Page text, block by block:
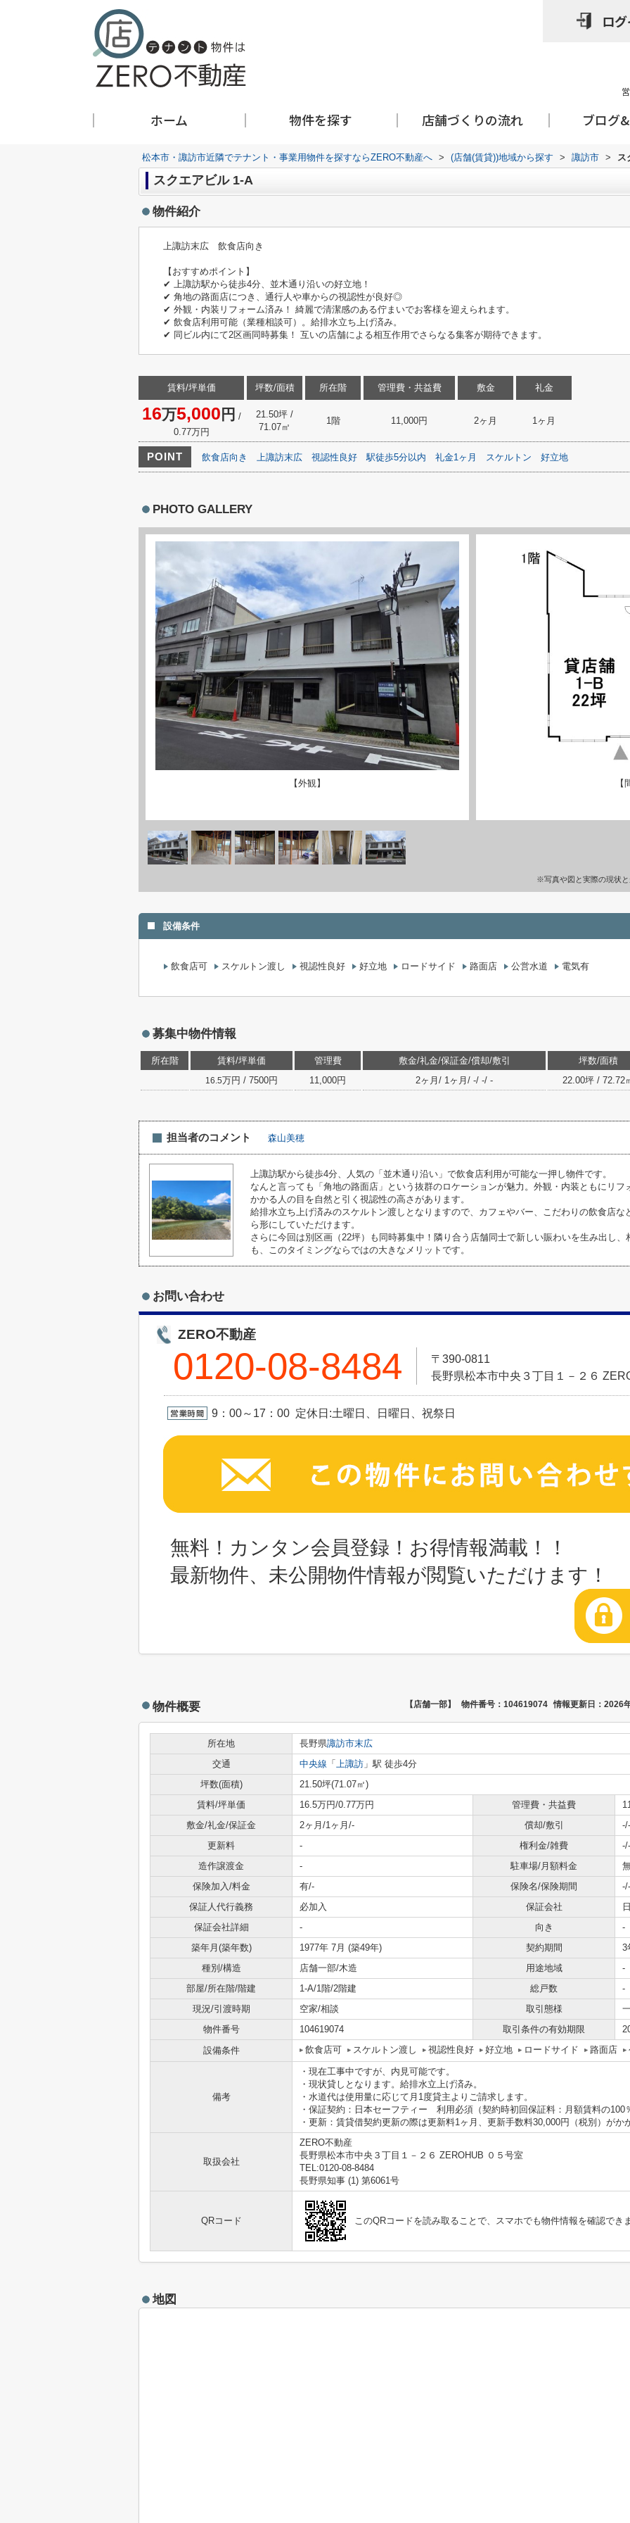
ロ
ホーム 物件を探す 店舗づくりの流れ ブログ
松本市・諏訪市近隣でテナント・事業用物件を探すならZERO不動産へ > (店舗(賃貸))地域から探す > 諏訪市 > ス
スクエアビル 1-A
物件紹介
上諏訪末広 飲食店向き
【おすすめポイント】
✔ 上諏訪駅から徒歩4分、並木通り沿いの好立地！
✔ 角地の路面店につき、通行人や車からの視認性が良好◎
✔ 外観・内装リフォーム済み！ 綺麗で清潔感のある佇まいでお客様を迎えられます。
✔ 飲食店利用可能（業種相談可）。給排水立ち上げ済み。
✔ 同ビル内にて2区画同時募集！ 互いの店舗による相互作用でさらなる集客が期待できます。
賃料/坪単価
16万5,000 円 /
0.77万円
坪数/面積
21.50坪 /
71.07㎡
所在階
1階
管理費・共益費
11,000円
敷金
2ヶ月
礼金
1ヶ月
POINT 飲食店向き 上諏訪末広 視認性良好 駅徒歩5分以内 礼金1ヶ月 スケルトン 好立地
PHOTO GALLERY
【外観】 【
※写真や図と実際の現状
設備条件
飲食店可 スケルトン渡し 視認性良好 好立地 ロードサイド 路面店 公営水道 電気有
募集中物件情報
所在階 賃料/坪単価 管理費 敷金/礼金/保証金/償却/敷引 坪数/面積
16.5万円 / 7500円 11,000円 2ヶ月/ 1ヶ月/ -/ -/ - 22.00坪 / 72.72
担当者のコメント 森山美穂
上諏訪駅から徒歩4分、人気の「並木通り沿い」で飲食店利用が可能な一押し物件です。
なんと言っても「角地の路面店」という抜群のロケーションが魅力。外観・内装ともにリ
かかる人の目を自然と引く視認性の高さがあります。
給排水立ち上げ済みのスケルトン渡しとなりますので、カフェやバー、こだわりの飲食店
ら形にしていただけます。
さらに今回は別区画（22坪）も同時募集中！隣り合う店舗同士で新しい賑わいを生み出し
も、このタイミングならではの大きなメリットです。
お問い合わせ
ZERO不動産
0120-08-8484
〒390-0811
長野県松本市中央３丁目１－２６
9：00～17：00 定休日:土曜日、日曜日、祝祭日
無料！カンタン会員登録！お得情報満載！！
最新物件、未公開物件情報が閲覧いただけます！
物件概要 【店舗一部】 物件番号：104619074 情報更新日：2026
所在地 長野県諏訪市末広
交通
中央線 「 上諏訪 」駅 徒歩4分
坪数(面積)
21.50坪(71.07㎡)
賃料/坪単価
16.5万円/0.77万円 管理費・共益費
敷金/礼金/保証金
2ヶ月/1ヶ月/- 償却/敷引
-/-
更新料
- 権利金/雑費
-/-
造作譲渡金
- 駐車場/月額料金
保険加入/料金
有/- 保険名/保険期間
-/-
保証人代行義務
必加入 保証会社
保証会社詳細
- 向き
-
築年月(築年数)
1977年 7月 (築49年) 契約期間
3
種別/構造
店舗一部/木造 用途地域
-
部屋/所在階/階建
1-A/1階/2階建 総戸数
-
現況/引渡時期
空家/相談 取引態様
物件番号
104619074 取引条件の有効期限
設備条件
飲食店可 スケルトン渡し 視認性良好 好立地 ロードサイド 路面店
備考
・現在工事中ですが、内見可能です。
・現状貸しとなります。給排水立上げ済み。
・水道代は使用量に応じて月1度貸主よりご請求します。
・保証契約：日本セーフティー 利用必須（契約時初回保証料：月額賃料の100
・更新：賃貸借契約更新の際は更新料1ヶ月、更新手数料30,000円（税別）がか
取扱会社
ZERO不動産
長野県松本市中央３丁目１－２６ ZEROHUB ０５号室
TEL:0120-08-8484
長野県知事 (1) 第6061号
QRコード このQRコードを読み取ることで、スマホでも物件情報を確認でき
地図